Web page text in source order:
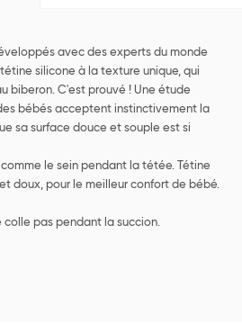
avec des experts du monde
silicone à la texture unique, qui
biberon. C'est prouvé ! Une étude
bébés acceptent instinctivement la
sa surface douce et souple est si
le sein pendant la tétée. Tétine
doux, pour le meilleur confort de bébé.
colle pas pendant la succion.